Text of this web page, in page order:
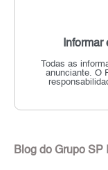
Todas as
anunciante. O
Blog do Grupo SP